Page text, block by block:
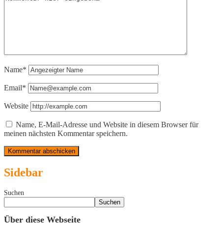
Name*
Email*
Website
Name, E-Mail-Adresse und Website in diesem Browser für
meinen nächsten Kommentar speichern.
Sidebar
Suchen
Suchen
Über diese Webseite